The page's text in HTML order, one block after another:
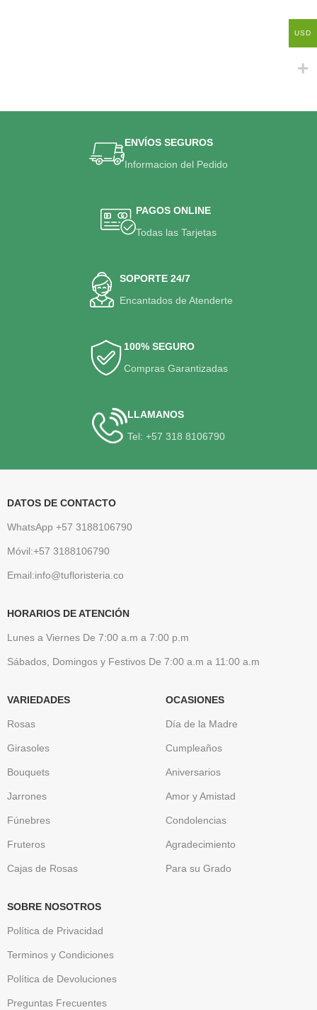
ENVÍOS SEGUROS
Informacion del Pedido
PAGOS ONLINE
Todas las Tarjetas
SOPORTE 24/7
Encantados de Atenderte
100% SEGURO
Compras Garantizadas
LLAMANOS
Tel: +57 318 8106790
DATOS DE CONTACTO
WhatsApp +57 3188106790
Móvil:+57 3188106790
Email:info@tufloristeria.co
HORARIOS DE ATENCIÓN
Lunes a Viernes De 7:00 a.m a 7:00 p.m
Sábados, Domingos y Festivos De 7:00 a.m a 11:00 a.m
VARIEDADES
Rosas
Girasoles
Bouquets
Jarrones
Fúnebres
Fruteros
Cajas de Rosas
OCASIONES
Día de la Madre
Cumpleaños
Aniversarios
Amor y Amistad
Condolencias
Agradecimiento
Para su Grado
SOBRE NOSOTROS
Política de Privacidad
Terminos y Condiciones
Política de Devoluciones
Preguntas Frecuentes
USD